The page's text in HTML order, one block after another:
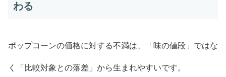
わる
ポップコーンの価格に対する不満は、「味の値段」ではな
く「比較対象との落差」から生まれやすいです。